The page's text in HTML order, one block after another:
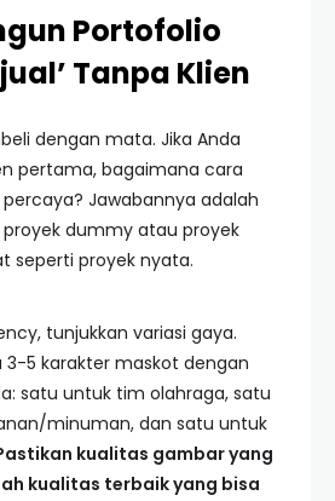
Portofolio
Tanpa Klien
dengan mata. Jika Anda
pertama, bagaimana cara
Jawabannya adalah
dummy atau proyek
seperti proyek nyata.
tunjukkan variasi gaya.
3-5 karakter maskot dengan
satu untuk tim olahraga, satu
minuman, dan satu untuk
kualitas gambar yang
kualitas terbaik yang bisa